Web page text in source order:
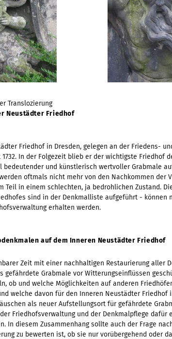
Translozierung
Neustädter Friedhof
Friedhof in Dresden, gelegen an der Friedens-
In der Folgezeit blieb er der wichtigste Friedhof
bedeutender und künstlerisch wertvoller Grabmale
oftmals nicht mehr von den Nachkommen der
Teil in einem schlechten, ja bedrohlichen Zustand.
sind in der Denkmalliste aufgeführt - können
erhalten werden.
auf dem Inneren Neustädter Friedhof
Zeit mit einer nachhaltigen Restaurierung aller
gefährdete Grabmale vor Witterungseinflüssen
ob und welche Möglichkeiten auf anderen
welche davon für den Inneren Neustädter Friedhof
als neuer Aufstellungsort für gefährdete
Friedhofsverwaltung und der Denkmalpflege dafür
In diesem Zusammenhang sollte auch der Frage
zu bewerten ist, ob sie nur vorübergehend oder